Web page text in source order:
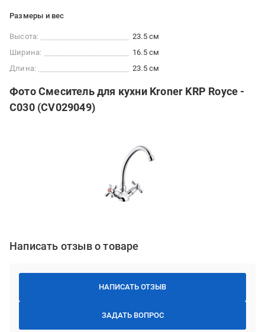
Размеры и вес
Высота:
23.5 см
Ширина:
16.5 см
Длина:
23.5 см
Фото Смеситель для кухни Kroner KRP Royce -
C030 (CV029049)
Написать отзыв о товаре
НАПИСАТЬ ОТЗЫВ
ЗАДАТЬ ВОПРОС